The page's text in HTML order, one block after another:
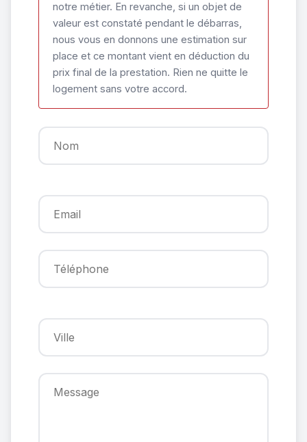
notre métier. En revanche, si un objet de
valeur est constaté pendant le débarras,
nous vous en donnons une estimation sur
place et ce montant vient en déduction du
prix final de la prestation. Rien ne quitte le
logement sans votre accord.